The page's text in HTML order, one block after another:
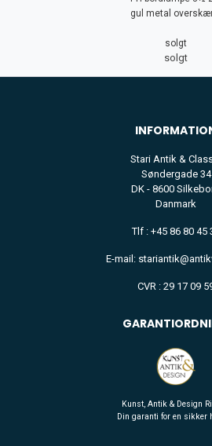
gul metal
solgt
solgt
Stari Antik &
Søndergade 34
DK - 8600
Danmark
Tlf : +45 86 80 45
E-mail:
CVR : 29 17 09
Kunst, Antik & Design
Din garanti for en sikker